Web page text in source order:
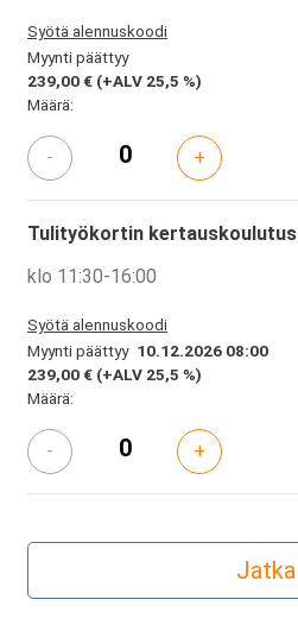
Syötä alennuskoodi
Myynti päättyy
239,00 € (+ALV 25,5 %)
Määrä:
- +
Tulityökortin kertauskoulutus
klo 11:30-16:00
Syötä alennuskoodi
Myynti päättyy 10.12.2026 08:00
239,00 € (+ALV 25,5 %)
Määrä:
- +